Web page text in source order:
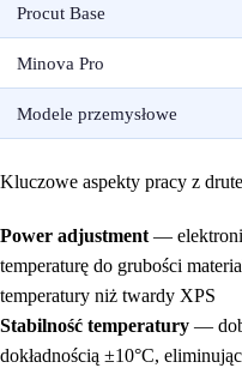
Procut Base
Minova Pro
Modele przemysłowe
Kluczowe aspekty pracy z
Power adjustment —
temperaturę do grubości
temperatury niż twardy XPS
Stabilność temperatury —
dokładnością ±10°C,